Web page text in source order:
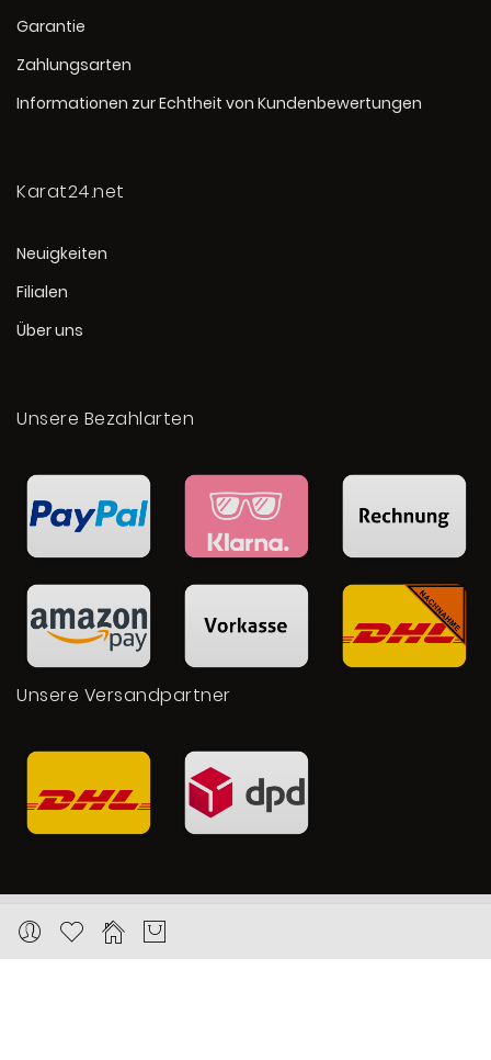
Garantie
Zahlungsarten
Informationen zur Echtheit von Kundenbewertungen
Karat24.net
Neuigkeiten
Filialen
Über uns
Unsere Bezahlarten
Unsere Versandpartner
Copyright © 2026 Karat24.net